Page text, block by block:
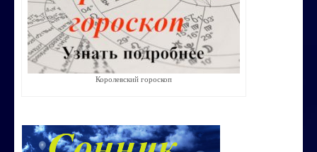
Строим счастливую семью
СТОИМОСТЬ УСЛУГ
Королевский гороскоп